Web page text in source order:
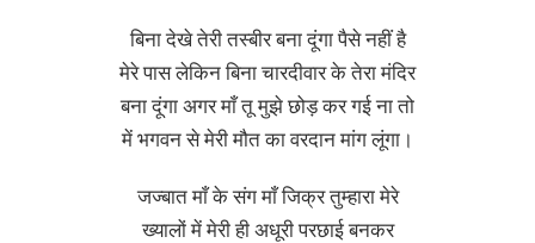
बिना देखे तेरी तस्बीर बना दूंगा पैसे नहीं है
मेरे पास लेकिन बिना चारदीवार के तेरा मंदिर
बना दूंगा अगर माँ तू मुझे छोड़ कर गई ना तो
में भगवन से मेरी मौत का वरदान मांग लूंगा।
जज्बात माँ के संग माँ जिक्र तुम्हारा मेरे
ख्यालों में मेरी ही अधूरी परछाई बनकर